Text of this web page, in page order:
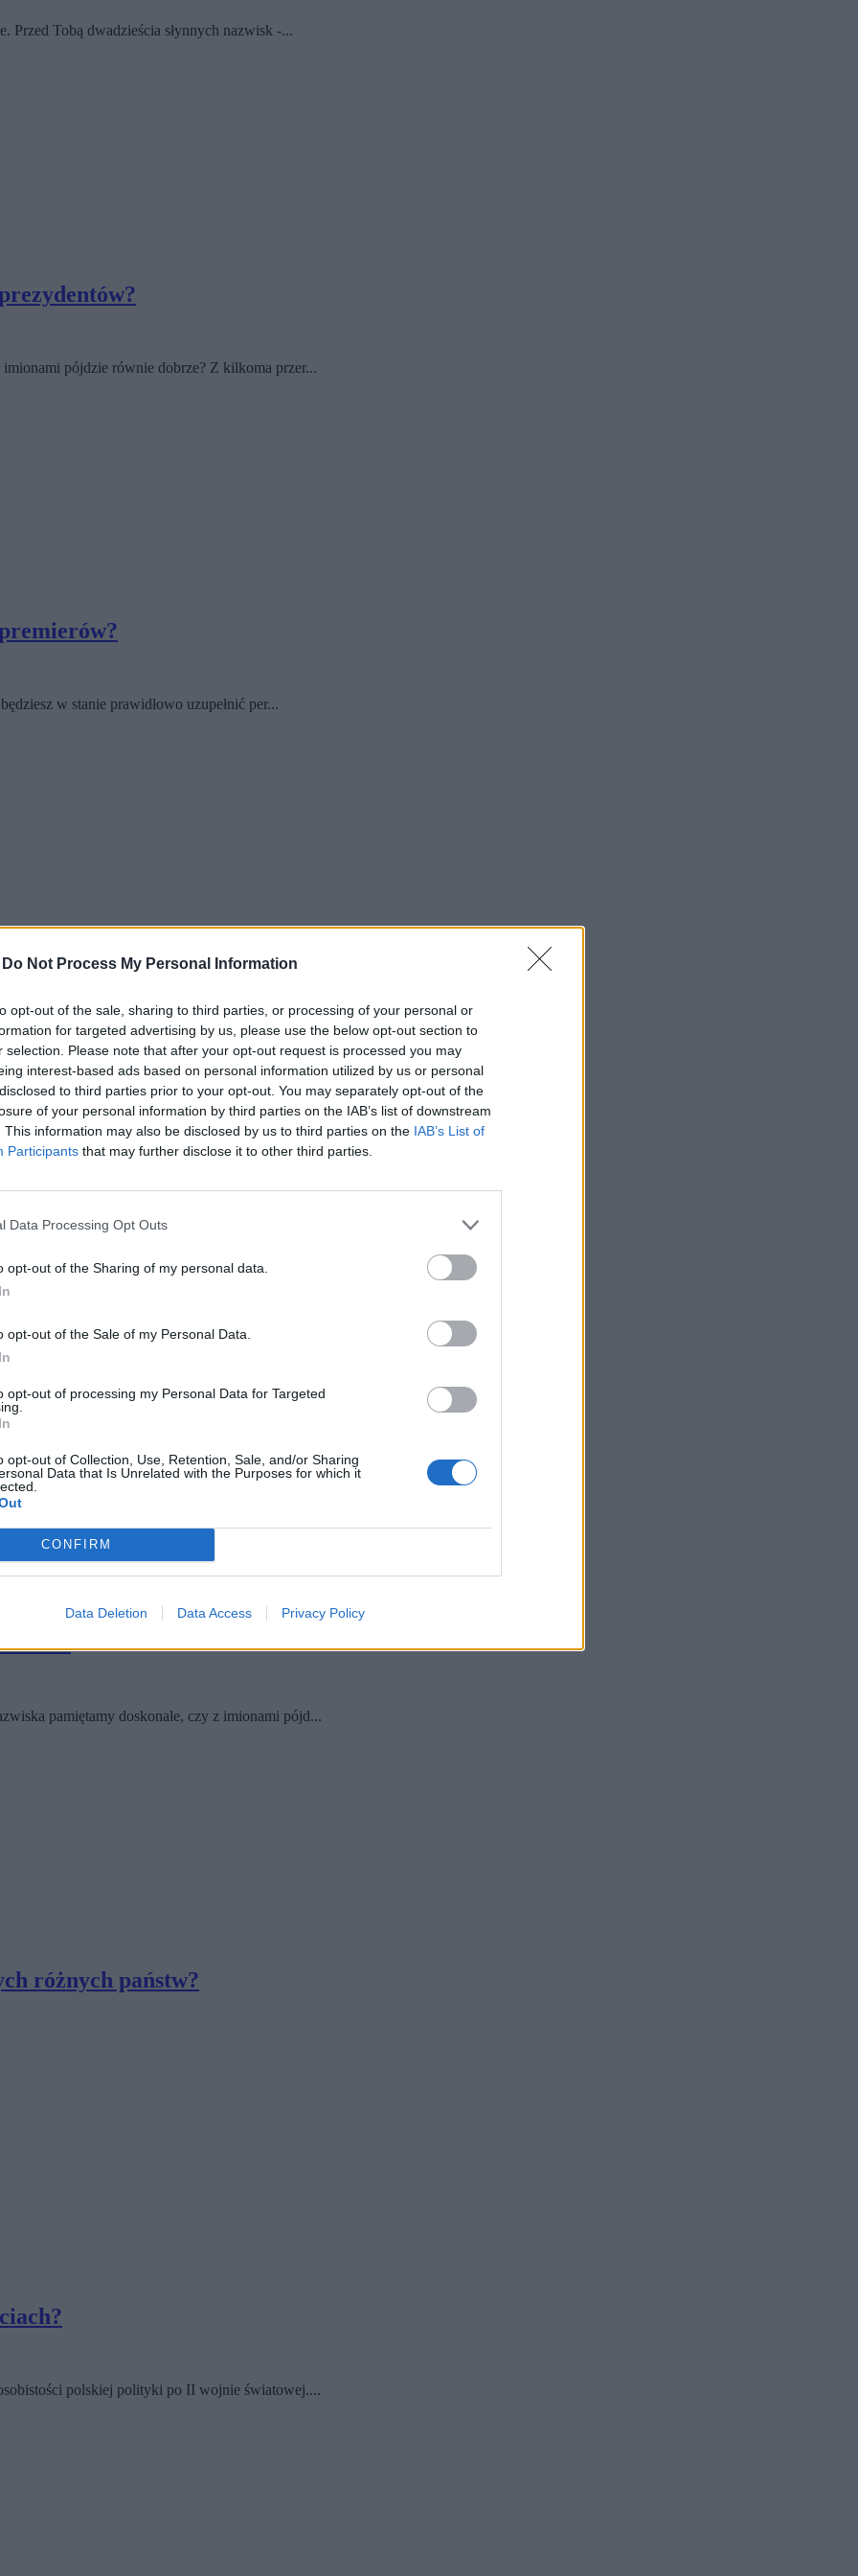
Do Not Process My Personal Information
opt-out of the sale, sharing to third parties, or processing of your personal or
for targeted advertising by us, please use the below opt-out section to
selection. Please note that after your opt-out request is processed you may
interest-based ads based on personal information utilized by us or personal
to third parties prior to your opt-out. You may separately opt-out of the
of your personal information by third parties on the IAB’s list of downstream
This information may also be disclosed by us to third parties on the IAB’s List of
Participants that may further disclose it to other third parties.
Data Processing Opt Outs
opt-out of the Sharing of my personal data.
opt-out of the Sale of my Personal Data.
opt-out of processing my Personal Data for Targeted
opt-out of Collection, Use, Retention, Sale, and/or Sharing
Data that Is Unrelated with the Purposes for which it
CONFIRM
Data Deletion Data Access Privacy Policy
Przed Tobą dwadzieścia słynnych nazwisk -...
pójdzie równie dobrze? Z kilkoma przer...
w stanie prawidłowo uzupełnić per...
USA?
- czy z dobraniem ich imion pójdzie równie ...
Twoim zadaniem będzie prawidłowo przypi...
PRL?
pamiętamy doskonale, czy z imionami pójd...
różnych państw?
polskiej polityki po II wojnie światowej....